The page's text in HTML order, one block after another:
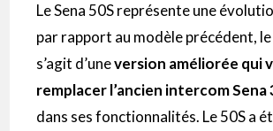
Le Sena 50S représente une
par rapport au modèle précédent, le
s’agit d’uneversion améliorée qui
remplacer l’ancien intercom Sena
dans ses fonctionnalités. Le 50S a